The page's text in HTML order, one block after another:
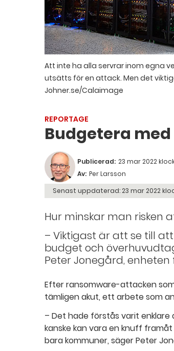
Att inte ha alla servrar inom egna
utsätts för en attack. Men det
Johner.se/Calaimage
REPORTAGE
Budgetera
Publicerad: 23 mar 2022
Av: Per Larsson
Senast uppdaterad:23 mar 2022
Hur minskar man risken
– Viktigast är att se till
budget och
Peter Jonegård,
Efter ransomware-attacken
tämligen akut, ett arbete som
– Det hade förstås varit
kanske kan vara en knuff
bara kommuner, säger Peter